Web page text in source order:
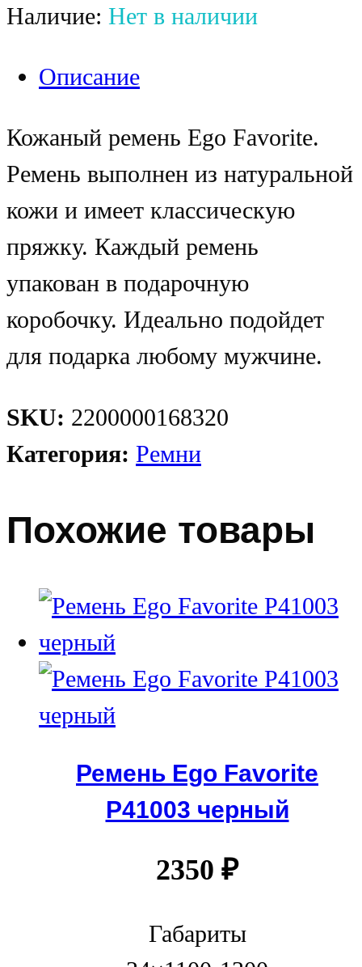
Наличие: Нет в наличии
Описание
Кожаный ремень Ego Favorite.
Ремень выполнен из натуральной
кожи и имеет классическую
пряжку. Каждый ремень
упакован в подарочную
коробочку. Идеально подойдет
для подарка любому мужчине.
SKU: 2200000168320
Категория: Ремни
Похожие товары
Ремень Ego Favorite
P41003 черный
2350 ₽
Габариты